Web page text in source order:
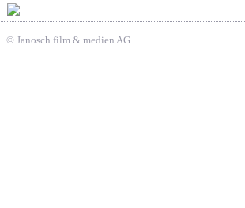
© Janosch film & medien AG